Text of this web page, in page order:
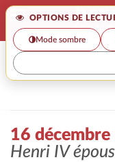
OPTIONS DE
Mode sombre
>
16
Henri IV